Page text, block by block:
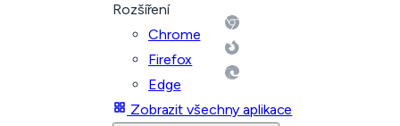
Rozšíření
Chrome
Firefox
Edge
Zobrazit všechny aplikace